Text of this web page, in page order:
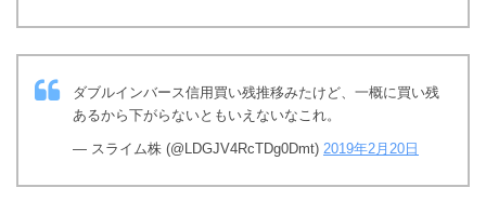
ダブルインバース信用買い残推移みたけど、一概に買い残
あるから下がらないともいえないなこれ。
— スライム株 (@LDGJV4RcTDg0Dmt) 2019年2月20日